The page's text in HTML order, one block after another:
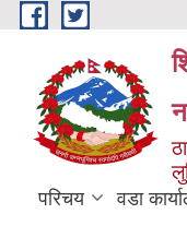
Skip to main content
परिचय वडा